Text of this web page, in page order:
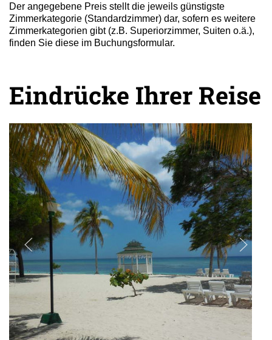
Der angegebene Preis stellt die jeweils günstigste
Zimmerkategorie (Standardzimmer) dar, sofern es weitere
Zimmerkategorien gibt (z.B. Superiorzimmer, Suiten o.ä.),
finden Sie diese im Buchungsformular.
Eindrücke Ihrer Reise